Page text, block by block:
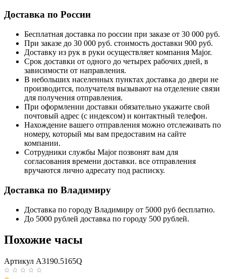
Доставка по России
Бесплатная доставка по россии при заказе от 30 000 руб.
При заказе до 30 000 руб. стоимость доставки 900 руб.
Доставку из рук в руки осуществляет компания Major.
Срок доставки от одного до четырех рабочих дней, в
зависимости от направления.
В небольших населенных пунктах доставка до двери не
производится, получателя вызывают на отделение связи
для получения отправления.
При оформлении доставки обязательно укажите свой
почтовый адрес (с индексом) и контактный телефон.
Нахождение вашего отправления можно отслеживать по
номеру, который мы вам предоставим на сайте
компании.
Сотрудники службы Major позвонят вам для
согласования времени доставки. все отправления
вручаются лично адресату под расписку.
Доставка по Владимиру
Доставка по городу Владимиру от 5000 руб бесплатно.
До 5000 рублей доставка по городу 500 рублей.
Похожие часы
Артикул A3190.5165Q